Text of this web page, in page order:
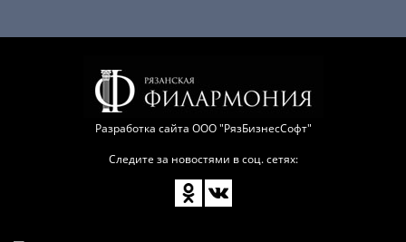
Разработка сайта ООО "РязБизнесСофт"
Следите за новостями в соц. сетях: